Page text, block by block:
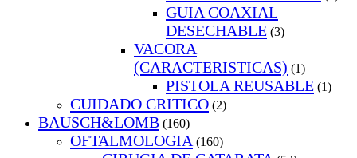
GUIA COAXIAL
DESECHABLE (3)
VACORA
(CARACTERISTICAS) (1)
PISTOLA REUSABLE (1)
CUIDADO CRITICO (2)
BAUSCH&LOMB (160)
OFTALMOLOGIA (160)